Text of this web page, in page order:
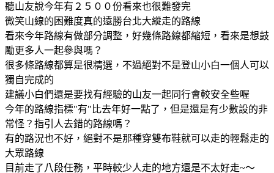
聽山友說今年有２５００份看來也很難發完
微笑山線的困難度真的遠勝台北大縱走的路線
看來今年路線有做部分調整，好幾條路線都縮短，看來是想鼓
勵更多人一起參與嗎？
很多條路線都算是很精選，不過絕對不是登山小白一個人可以
獨自完成的
建議小白們還是要找有經驗的山友一起同行會較安全些喔
今年的路線指標"有"比去年好一點了，但是還是有少數設的非
常怪？指引人去錯的路線嗎？
有的路況也不好，絕對不是那種穿雙布鞋就可以走的輕鬆走的
大眾路線
目前走了八段任務，平時較少人走的地方還是不太好走~～